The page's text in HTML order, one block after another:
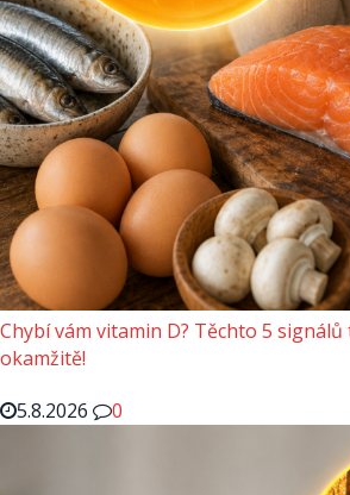
Chybí vám vitamin D? Těchto 5
okamžitě!
5.8.2026
0